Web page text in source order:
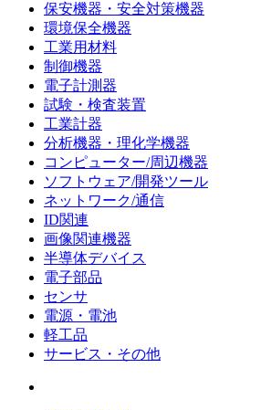
保安機器・安全対策機器
環境保全機器
工業用材料
制御機器
電子計測器
試験・検査装置
工業計器
分析機器・理化学機器
コンピューター/周辺機器
ソフトウェア/開発ツール
ネットワーク/通信
ID関連
画像関連機器
半導体デバイス
電子部品
センサ
電源・電池
軽工品
サービス・その他